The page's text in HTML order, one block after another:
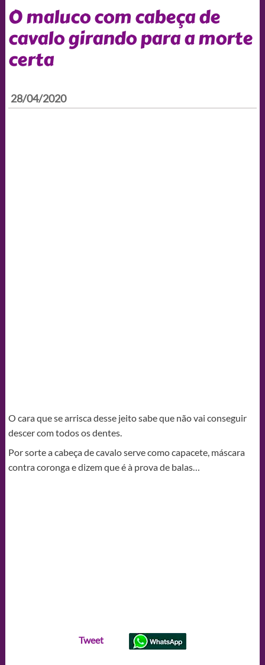
O maluco com cabeça de
cavalo girando para a morte
certa
28/04/2020
O cara que se arrisca desse jeito sabe que não vai conseguir
descer com todos os dentes.
Por sorte a cabeça de cavalo serve como capacete, máscara
contra coronga e dizem que é à prova de balas…
Tweet